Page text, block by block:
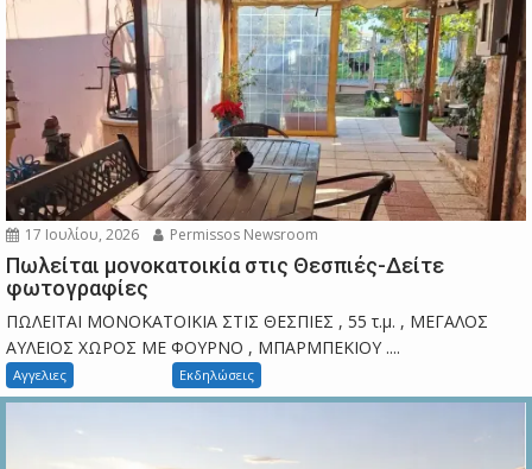
17 Ιουλίου, 2026 Permissos Newsroom
Πωλείται μονοκατοικία στις Θεσπιές-Δείτε
φωτογραφίες
ΠΩΛΕΙΤΑΙ ΜΟΝΟΚΑΤΟΙΚΙΑ ΣΤΙΣ ΘΕΣΠΙΕΣ , 55 τ.μ. , ΜΕΓΑΛΟΣ
ΑΥΛΕΙΟΣ ΧΩΡΟΣ ΜΕ ΦΟΥΡΝΟ , ΜΠΑΡΜΠΕΚΙΟΥ ....
Αγγελιες Εκδηλώσεις